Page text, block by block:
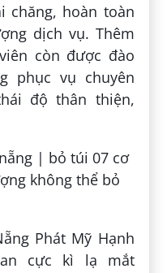
chăng, hoàn toàn
dịch vụ. Thêm
còn được đào
phục vụ chuyên
độ thân thiện,
Phát Mỹ Hạnh
cực kì lạ mắt